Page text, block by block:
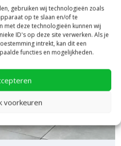
gebruiken wij technologieën zoals
op te slaan en/of te
met deze technologieën kunnen wij
ID's op deze site verwerken. Als je
intrekt, kan dit een
functies en mogelijkheden.
voorkeuren